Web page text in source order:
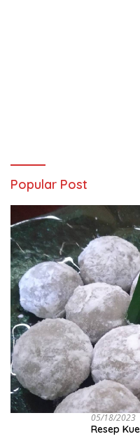
Popular Post
05/18/2023
Resep